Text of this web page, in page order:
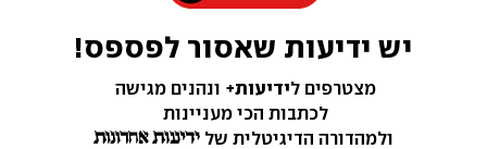
יש ידיעות שאסור לפספס!
מצטרפים לידיעות+ ונהנים מגישה
לכתבות הכי מעניינות
ולמהדורה הדיגיטלית של